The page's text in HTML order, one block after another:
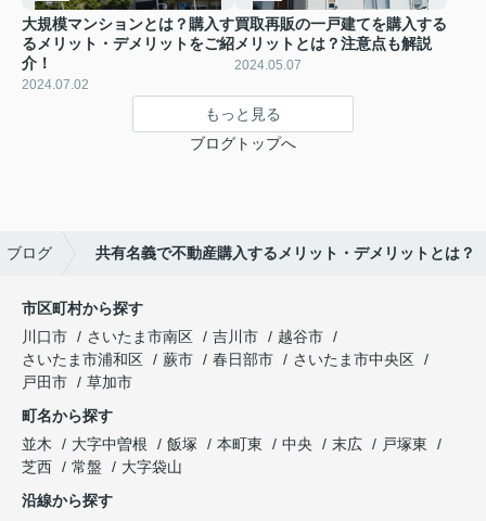
大規模マンションとは？購入す
るメリット・デメリットをご紹
介！
2024.07.02
買取再販の一戸建てを購入する
メリットとは？注意点も解説
2024.05.07
もっと見る
ブログトップへ
ブログ 共有名義で不動産購入するメリット・デメリットとは？
市区町村から探す
川口市
さいたま市南区 吉川市
越谷市
さいたま市浦和区
蕨市 春日部市
さいたま市中央区
戸田市
草加市
町名から探す
並木
大字中曽根 飯塚 本町東 中央 末広
戸塚東
芝西
常盤
大字袋山
沿線から探す